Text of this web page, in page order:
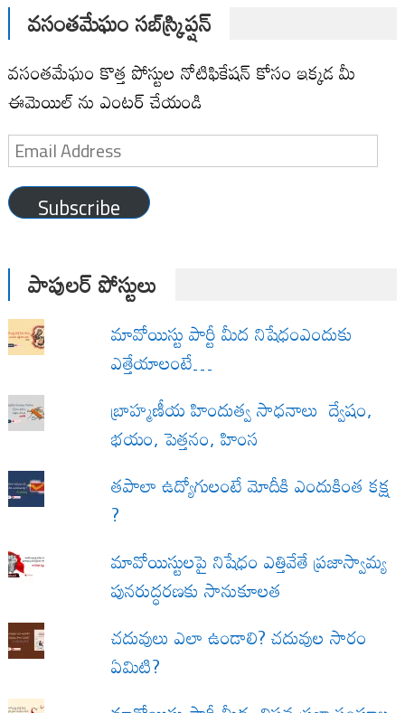
వసంతమేఘం సబ్‌స్క్రిప్షన్
వసంతమేఘం కొత్త పోస్టుల నోటిఫికేషన్ కోసం ఇక్కడ మీ
ఈమెయిల్ ను ఎంటర్ చేయండి
Email
Address
Subscribe
పాపులర్ పోస్టులు
మావోయిస్టు పార్టీ మీద నిషేధంఎందుకు
ఎత్తేయాలంటే…
బ్రాహ్మణీయ హిందుత్వ సాధనాలు ద్వేషం,
భయం, పెత్తనం, హింస
త‌పాలా ఉద్యోగులంటే మోదీకి ఎందుకింత కక్ష
?
మావోయిస్టులపై నిషేధం ఎత్తివేతే ప్రజాస్వామ్య
పునరుద్ధరణకు సానుకూలత
చదువులు ఎలా ఉండాలి? చదువుల సారం
ఏమిటి?